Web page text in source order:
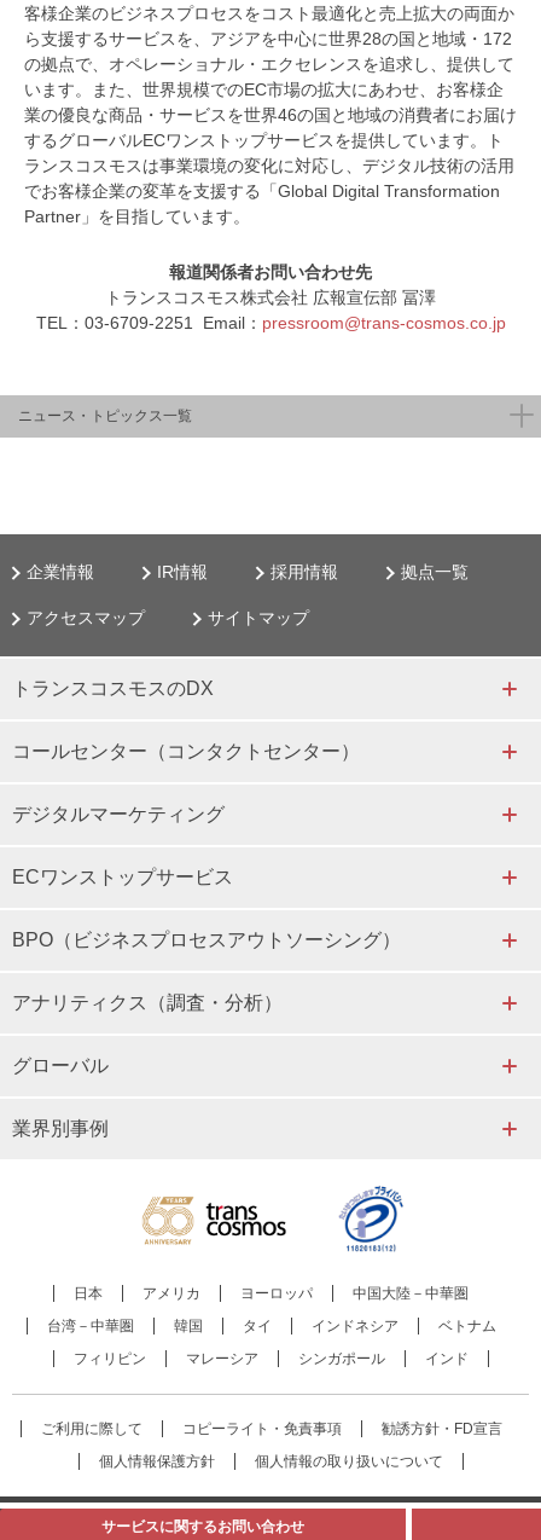
客様企業のビジネスプロセスをコスト最適化と売上拡大の両面か
ら支援するサービスを、アジアを中心に世界28の国と地域・172
の拠点で、オペレーショナル・エクセレンスを追求し、提供して
います。また、世界規模でのEC市場の拡大にあわせ、お客様企
業の優良な商品・サービスを世界46の国と地域の消費者にお届け
するグローバルECワンストップサービスを提供しています。ト
ランスコスモスは事業環境の変化に対応し、デジタル技術の活用
でお客様企業の変革を支援する「Global Digital Transformation
Partner」を目指しています。
報道関係者お問い合わせ先
トランスコスモス株式会社 広報宣伝部 冨澤
TEL：03-6709-2251 Email： pressroom@trans-cosmos.co.jp
ニュース・トピックス一覧
サービスに関するお問い合わせ
企業情報 IR情報 採用情報 拠点一覧
アクセスマップ サイトマップ
トランスコスモスのDX
コールセンター（コンタクトセンター）
デジタルマーケティング
ECワンストップサービス
BPO（ビジネスプロセスアウトソーシング）
アナリティクス（調査・分析）
グローバル
業界別事例
日本 アメリカ ヨーロッパ
中国大陸－中華圏
台湾－中華圏
韓国 タイ インドネシア
ベトナム
フィリピン
マレーシア シンガポール インド
ご利用に際して コピーライト・免責事項
勧誘方針・FD宣言
個人情報保護方針
個人情報の取り扱いについて
© transcosmos inc. All rights reserved.